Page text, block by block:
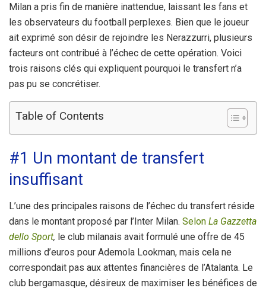
Milan a pris fin de manière inattendue, laissant les fans et
les observateurs du football perplexes. Bien que le joueur
ait exprimé son désir de rejoindre les Nerazzurri, plusieurs
facteurs ont contribué à l’échec de cette opération. Voici
trois raisons clés qui expliquent pourquoi le transfert n’a
pas pu se concrétiser.
Table of Contents
#1 Un montant de transfert
insuffisant
L’une des principales raisons de l’échec du transfert réside
dans le montant proposé par l’Inter Milan. Selon La Gazzetta
dello Sport, le club milanais avait formulé une offre de 45
millions d’euros pour Ademola Lookman, mais cela ne
correspondait pas aux attentes financières de l’Atalanta. Le
club bergamasque, désireux de maximiser les bénéfices de